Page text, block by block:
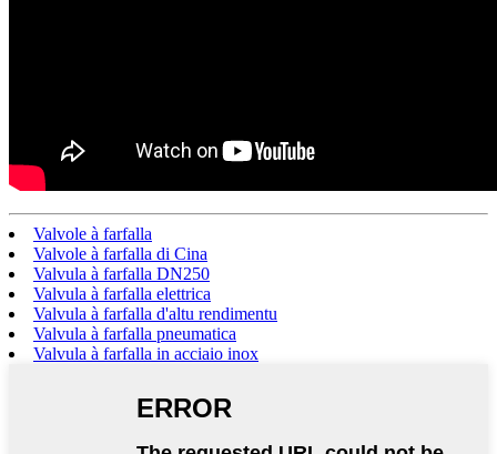
Valvole à farfalla
Valvole à farfalla di Cina
Valvula à farfalla DN250
Valvula à farfalla elettrica
Valvula à farfalla d'altu rendimentu
Valvula à farfalla pneumatica
Valvula à farfalla in acciaio inox